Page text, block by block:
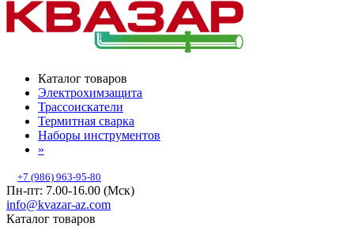
Каталог товаров
Электрохимзащита
Трассоискатели
Термитная сварка
Наборы инструментов
»
+7 (986) 963-95-80
Пн-пт: 7.00-16.00 (Мск)
info@kvazar-az.com
Каталог товаров